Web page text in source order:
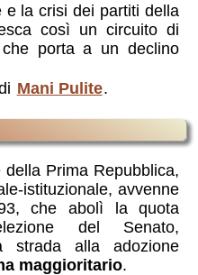
e la crisi dei partiti della
così un circuito di
che porta a un declino
Mani Pulite.
Prima Repubblica,
istituzionale, avvenne
che abolì la quota
del Senato,
strada alla adozione
maggioritario.